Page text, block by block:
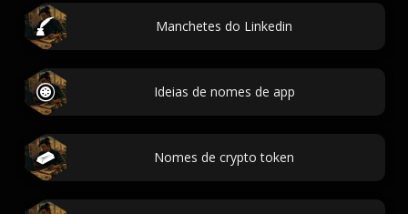
Manchetes do Linkedin
Ideias de nomes de app
Nomes de crypto token